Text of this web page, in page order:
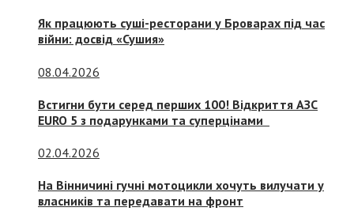
Як працюють суші-ресторани у Броварах під час
війни: досвід «Сушия»
08.04.2026
Встигни бути серед перших 100! Відкриття АЗС
EURO 5 з подарунками та суперцінами
02.04.2026
На Вінничині гучні мотоцикли хочуть вилучати у
власників та передавати на фронт